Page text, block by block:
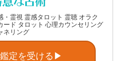
・霊視 霊感タロット 霊聴 オラク
ード タロット 心理カウンセリング
ネリング
定を受ける▶